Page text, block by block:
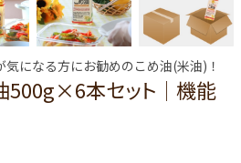
になる方にお勧めのこめ油(米油)！
500g×6本セット│機能